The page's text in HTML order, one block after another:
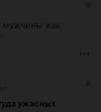
9
как
8
ужасных